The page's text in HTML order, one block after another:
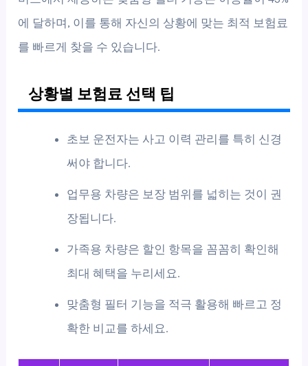
에 달하며, 이를 통해 자신의 상황에 맞는 최적 보험료
를 빠르게 찾을 수 있습니다.
상황별 보험료 선택 팁
초보 운전자는 사고 이력 관리를 특히 신경
써야 합니다.
업무용 차량은 보장 범위를 넓히는 것이 권
장됩니다.
가족용 차량은 할인 항목을 꼼꼼히 확인해
최대 혜택을 누리세요.
맞춤형 필터 기능을 적극 활용해 빠르고 정
확한 비교를 하세요.